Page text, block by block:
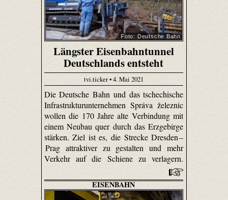
Foto: Deutsche Bahn
Längster Eisenbahntunnel
Deutschlands entsteht
tvi.ticker • 4. Mai 2021
Die Deutsche Bahn und das tschechische
Infrastrukturunternehmen Správa železnic
wollen die 170 Jahre alte Verbindung mit
einem Neubau quer durch das Erzgebirge
stärken. Ziel ist es, die Strecke Dresden –
Prag attraktiver zu gestalten und mehr
Verkehr auf die Schiene zu verlagern.
EISENBAHN